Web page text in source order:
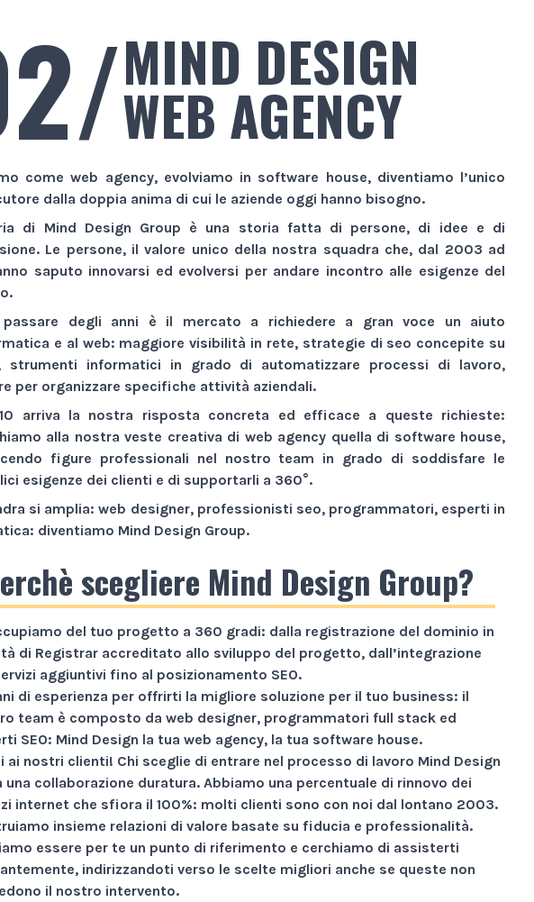
MIND DESIGN
WEB AGENCY
comeweb agency, evolviamo in software house, diventiamo l’unico
dalla doppia anima di cui le aziende oggi hanno bisogno.
di Mind Design Group è una storia fatta di persone, di idee e di
Le persone, il valore unico della nostra squadra che, dal 2003 ad
saputo innovarsi ed evolversi per andare incontro alle esigenze del
degli anni è il mercato a richiedere a gran voce un aiuto
e al web: maggiore visibilità in rete, strategie di seo concepite su
strumenti informatici in grado di automatizzare processi di lavoro,
per organizzare specifiche attività aziendali.
arriva la nostra risposta concreta ed efficace a queste richieste:
alla nostra veste creativa di web agency quella di software house,
figure professionali nel nostro team in grado di soddisfare le
esigenze dei clienti e di supportarli a 360°.
si amplia: web designer, professionisti seo, programmatori, esperti in
diventiamo Mind Design Group.
scegliere Mind Design Group?
del tuo progetto a 360 gradi: dalla registrazione del dominio in
di Registrar accreditato allo sviluppo del progetto, dall’integrazione
aggiuntivi fino al posizionamento SEO.
di esperienza per offrirti la migliore soluzione per il tuo business: il
team è composto da web designer, programmatori full stack ed
SEO: Mind Design la tua web agency, la tua software house.
ai nostri clienti! Chi sceglie di entrare nel processo di lavoro Mind Design
una collaborazione duratura. Abbiamo una percentuale di rinnovo dei
internet che sfiora il 100%: molti clienti sono con noi dal lontano 2003.
insieme relazioni di valore basate su fiducia e professionalità.
essere per te un punto di riferimento e cerchiamo di assisterti
indirizzandoti verso le scelte migliori anche se queste non
il nostro intervento.